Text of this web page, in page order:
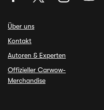
Über uns
Kontakt
Autoren & Experten
Offizieller Carwow-
Merchandise